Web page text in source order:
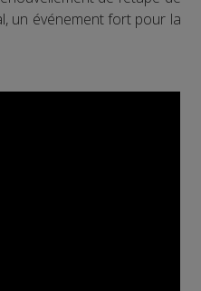
un événement fort pour la